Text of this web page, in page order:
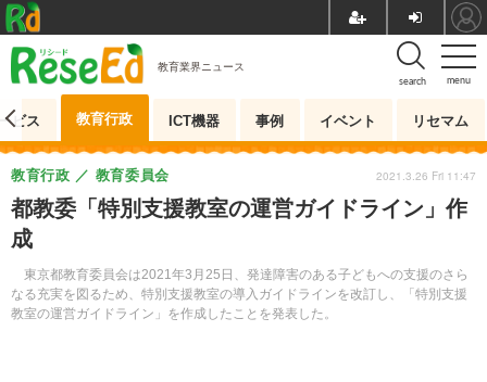
menu
search
教育業界ニュース
ビス 教育行政 ICT機器 事例 イベント リセマム
都教委「特別支援教室の運営ガイドライン」作
成
東京都教育委員会は2021年3月25日、発達障害のある子どもへの支援のさら
なる充実を図るため、特別支援教室の導入ガイドラインを改訂し、「特別支援
教室の運営ガイドライン」を作成したことを発表した。
教育行政 教育委員会 2021.3.26 Fri 11:47